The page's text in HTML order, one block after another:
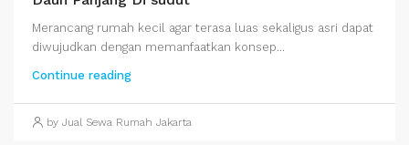
Merancang rumah kecil agar terasa luas sekaligus asri dapat
diwujudkan dengan memanfaatkan konsep...
Continue reading
by Jual Sewa Rumah Jakarta